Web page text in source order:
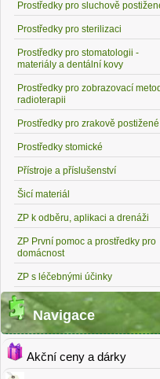
Prostředky pro sluchově
Prostředky pro sterilizaci
Prostředky pro stomatologii -
materiály a dentální kovy
Prostředky pro zobrazovací
radioterapii
Prostředky pro zrakově postižené
Prostředky stomické
Přístroje a příslušenství
Šicí materiál
ZP k odběru, aplikaci a drenáži
ZP První pomoc a prostředky pro
domácnost
ZP s léčebnými účinky
Navigace
Akční ceny a dárky